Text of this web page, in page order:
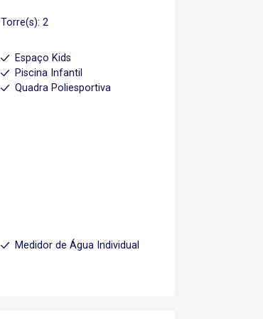
Torre(s): 2
Espaço Kids
Piscina Infantil
Quadra Poliesportiva
Medidor de Água Individual